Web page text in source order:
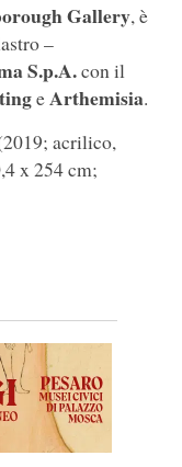
Gallery, è
–
S.p.A.con il
eArthemisia.
acrilico,
x 254 cm;